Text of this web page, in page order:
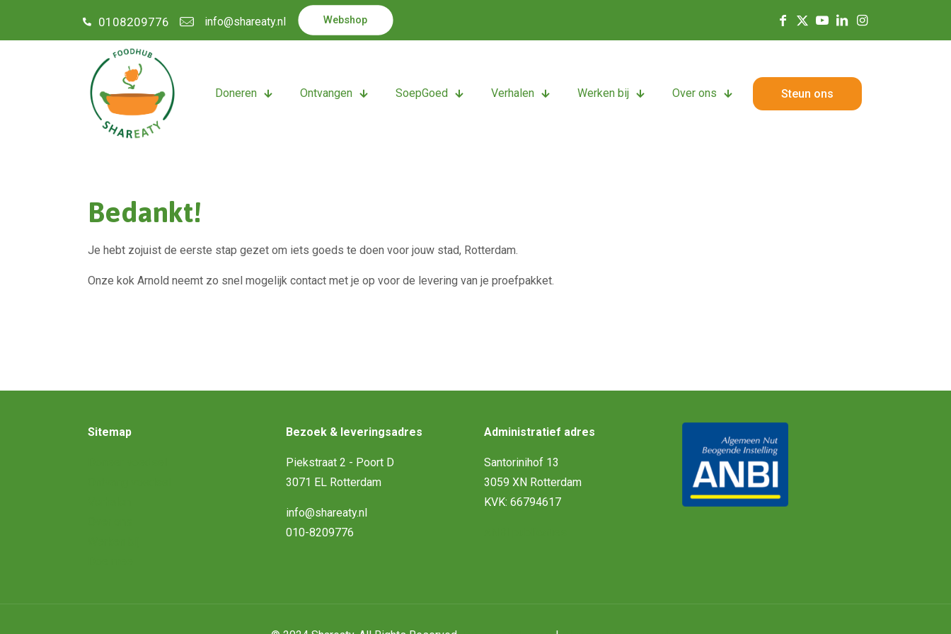
0108209776 info@shareaty.nl Webshop
Doneren Ontvangen SoepGoed Verhalen Werken bij Over ons Steun ons
Bedankt!
Je hebt zojuist de eerste stap gezet om iets goeds te doen voor jouw stad, Rotterdam.
Onze kok Arnold neemt zo snel mogelijk contact met je op voor de levering van je proefpakket.
Sitemap Bezoek & leveringsadres
Piekstraat 2 - Poort D
3071 EL Rotterdam
info@shareaty.nl
010-8209776
Administratief adres
Santorinihof 13
3059 XN Rotterdam
KVK: 66794617